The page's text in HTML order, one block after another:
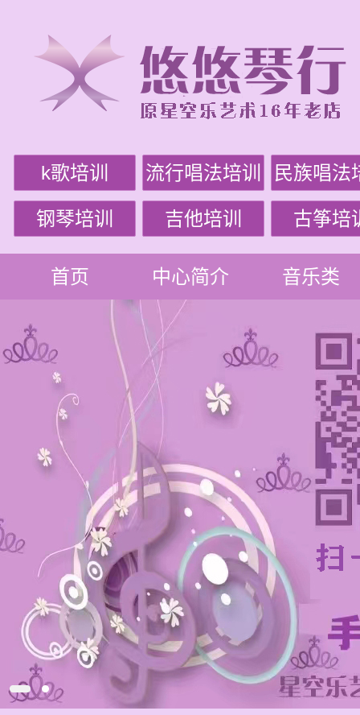
k歌培训 流行唱法培训 民族唱法
钢琴培训 吉他培训 古筝培
首页 中心简介 音乐类